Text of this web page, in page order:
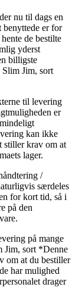
nu til dags en
er for
de bestilte
yderst
billigste
Jim, sort
til levering
er
kan ikke
stiller krav om at
lager.
/
særdeles
for kort tid, så i
på den
på mange
Jim, sort *Denne
om at du bestiller
har mulighed
drager